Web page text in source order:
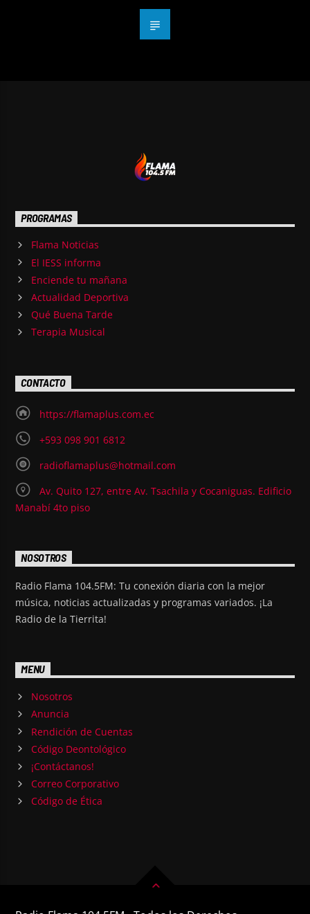
PROGRAMAS
Flama Noticias
El IESS informa
Enciende tu mañana
Actualidad Deportiva
Qué Buena Tarde
Terapia Musical
CONTACTO
https://flamaplus.com.ec
+593 098 901 6812
radioflamaplus@hotmail.com
Av. Quito 127, entre Av. Tsachila y Cocaniguas. Edificio
Manabí 4to piso
NOSOTROS
Radio Flama 104.5FM: Tu conexión diaria con la mejor
música, noticias actualizadas y programas variados. ¡La
Radio de la Tierrita!
MENU
Nosotros
Anuncia
Rendición de Cuentas
Código Deontológico
¡Contáctanos!
Correo Corporativo
Código de Ética